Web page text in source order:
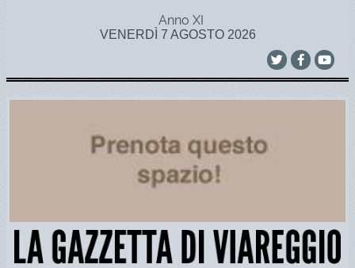
Anno XI
VENERDÌ 7 AGOSTO 2026